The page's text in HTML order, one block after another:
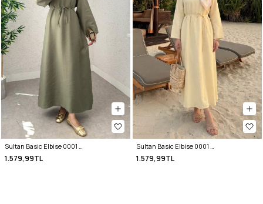
Sultan Basic Elbise 0001 - HAKİ
1.579,99TL
Sultan Basic Elbise 0001 - TEREYAĞ SARISI
1.579,99TL